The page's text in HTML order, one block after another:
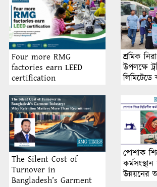
Four more RMG
factories earn LEED
certification
শ্রমিক
উপলক্ষে
The Silent Cost of
Turnover in
Bangladesh’s Garment
পোশাক
উন্নয়নের